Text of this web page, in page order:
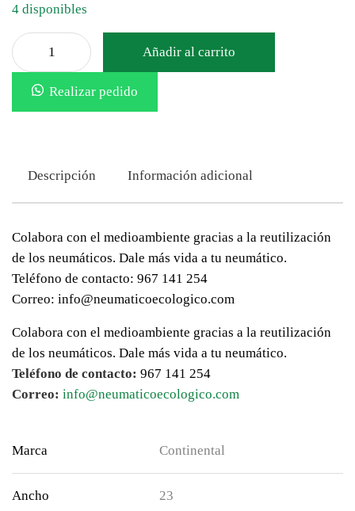
4 disponibles
Añadir al carrito
Realizar pedido
Descripción Información adicional
Colabora con el medioambiente gracias a la reutilización
de los neumáticos. Dale más vida a tu neumático.
Teléfono de contacto: 967 141 254
Correo: info@neumaticoecologico.com
Colabora con el medioambiente gracias a la reutilización
de los neumáticos. Dale más vida a tu neumático.
Teléfono de contacto: 967 141 254
Correo: info@neumaticoecologico.com
Marca Continental
Ancho 23